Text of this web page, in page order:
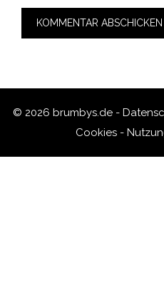
© 2026 brumbys.de -
Cookies-